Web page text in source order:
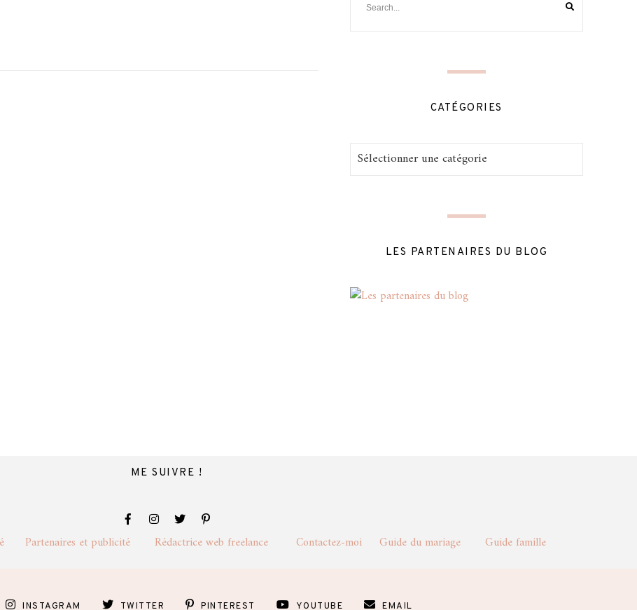
CATÉGORIES
Catégories
LES PARTENAIRES DU BLOG
ME SUIVRE !
Partenaires et publicité Rédactrice web freelance Contactez-moi Guide du mariage Guide famille
INSTAGRAM TWITTER PINTEREST YOUTUBE EMAIL